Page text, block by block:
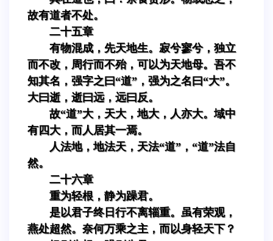
故有道者不处。
二十五章
有物混成，先天地生。寂兮寥兮，独立
而不改，周行而不殆，可以为天地母。吾不
知其名，强字之曰“道”，强为之名曰“大”。
大曰逝，逝曰远，远曰反。
故“道”大，天大，地大，人亦大。域中
有四大，而人居其一焉。
人法地，地法天，天法“道”，“道”法自
然。
二十六章
重为轻根，静为躁君。
是以君子终日行不离辎重。虽有荣观，
燕处超然。奈何万乘之主，而以身轻天下？